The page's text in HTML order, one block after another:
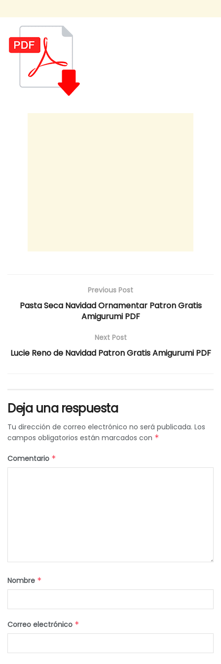
Previous Post
Pasta Seca Navidad Ornamentar Patron Gratis
Amigurumi PDF
Next Post
Lucie Reno de Navidad Patron Gratis Amigurumi PDF
Deja una respuesta
Tu dirección de correo electrónico no será publicada. Los
campos obligatorios están marcados con *
Comentario *
Nombre *
Correo electrónico *